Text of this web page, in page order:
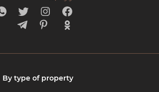
By type of property